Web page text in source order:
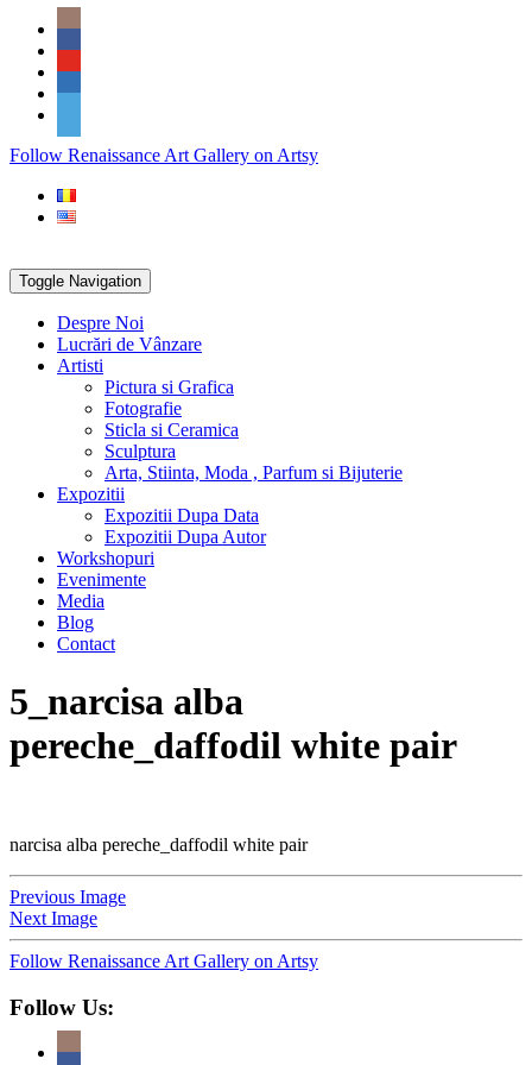
Skip
content
Social
Icons
PARTENER
Follow Renaissance Art Gallery on Artsy
Toggle Navigation
Despre Noi
Lucrări de Vânzare
Artisti
Pictura si Grafica
Fotografie
Sticla si Ceramica
Sculptura
Arta, Stiinta, Moda , Parfum si Bijuterie
Expozitii
Expozitii Dupa Data
Expozitii Dupa Autor
Workshopuri
Evenimente
Media
Blog
Contact
5_narcisa alba
pereche_daffodil white pair
narcisa alba pereche_daffodil white pair
Previous Image
Next Image
Follow Renaissance Art Gallery on Artsy
Follow Us: